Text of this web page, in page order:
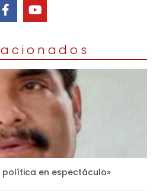
política en espectáculo»